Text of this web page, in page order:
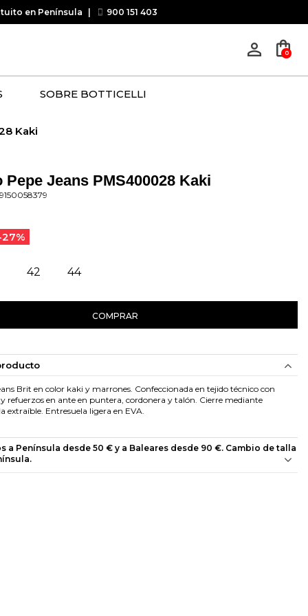
en Península 900 151 403
person_outline shopping_bag
0
SOBRE BOTTICELLI
Kaki
Pepe Jeans PMS400028 Kaki
27%
42 44
COMPRAR
Brit en color kaki y marrones. Confeccionada en tejido técnico con
refuerzos en ante en puntera, cordonera y talón. Cierre mediante
extraíble. Entresuela ligera en EVA.
a Península desde 50 € y a Baleares desde 90 €. Cambio de talla